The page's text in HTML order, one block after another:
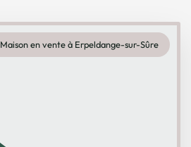
Maison en vente à Erpeldange-sur-Sûre